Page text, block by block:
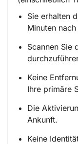
Sie erhalten
Minuten
Scannen Sie
Keine
Ihre primäre
Die
Ankunft.
Keine